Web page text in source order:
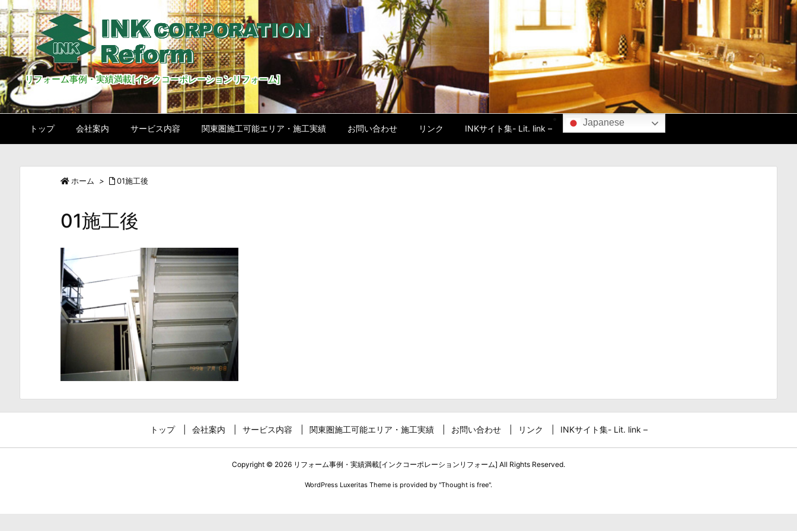
リフォーム事例・実績満載[インクコーポレーションリフォーム]
トップ 会社案内 サービス内容 関東圏施工可能エリア・施工実績 お問い合わせ リンク INKサイト集- Lit. link –
Japanese
ホーム > 01施工後
01施工後
トップ 会社案内 サービス内容 関東圏施工可能エリア・施工実績 お問い合わせ リンク INKサイト集- Lit. link –
Copyright © 2026 リフォーム事例・実績満載[インクコーポレーションリフォーム] All Rights Reserved.
WordPress Luxeritas Theme is provided by "Thought is free".